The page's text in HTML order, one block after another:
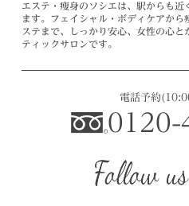
エステ・痩身のソシエは、駅からも近
ます。フェイシャル・ボディケアから
ステまで、しっかり安心、女性の心
ティックサロンです。
電話予約
0120-